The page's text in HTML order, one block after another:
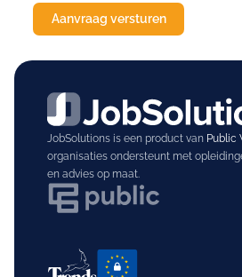
JobSolutions is een product van Public
organisaties ondersteunt met
en advies op maat.